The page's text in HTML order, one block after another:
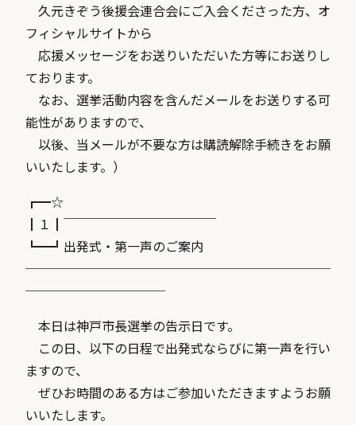
久元きぞう後援会連合会にご入会くださった方、オ
フィシャルサイトから
応援メッセージをお送りいただいた方等にお送りし
ております。
なお、選挙活動内容を含んだメールをお送りする可
能性がありますので、
以後、当メールが不要な方は購読解除手続きをお願
いいたします。）
┏━☆
┃１┃￣￣￣￣￣￣￣￣￣￣￣￣
┗━┛出発式・第一声のご案内
────────────────────────
───────────
本日は神戸市長選挙の告示日です。
この日、以下の日程で出発式ならびに第一声を行い
ますので、
ぜひお時間のある方はご参加いただきますようお願
いいたします。